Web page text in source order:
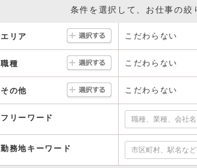
条件を選択して、お仕事の絞
エリア こだわらない
職種 こだわらない
その他 こだわらない
フリーワード
勤務地キーワード